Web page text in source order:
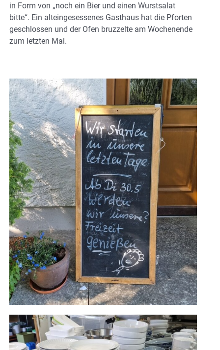
in Form von „noch ein Bier und einen Wurstsalat
bitte“. Ein alteingesessenes Gasthaus hat die Pforten
geschlossen und der Ofen bruzzelte am Wochenende
zum letzten Mal.